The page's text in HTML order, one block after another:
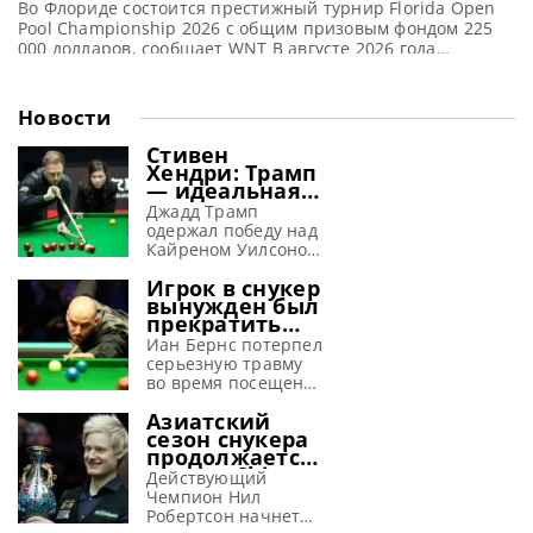
Во Флориде состоится престижный турнир Florida Open
Pool Championship 2026 с общим призовым фондом 225
000 долларов, сообщает WNT В августе 2026 года
Open Pool Championship соберет 256 сильнейших
игроков, которые будут сражаться за почетный титул
«Palm Tree Trophy» в комплексе
Новости
Стивен
Хендри: Трамп
— идеальная
машина для
завоевания
побед
Джадд Трамп
одержал победу над
Кайреном Уилсоном
Мастерс 2026 и, по
словам Хендри,
просто создан для
успеха в снукере,
сообщает WST
Стивен Хендри
Трамп способен
вновь обрести свою
лучшую форму в
текущем сезоне. Эти
размышления он
высказал в
Игрок в снукер
вынужден был
прекратить
выступления
из-за
серьезной
травмы,
полученной на
аттракционе
Иан Бернс потерпел
серьезную травму
во время посещения
вынужден
пропустить начало
снукерного сезона
2026-27, сообщает
metrouk Иан Бернс
провел две недели в
Азиатский
сезон снукера
продолжается:
турнир China
Open 2026
предлагает
Действующий
Чемпион Нил
Робертсон начнет